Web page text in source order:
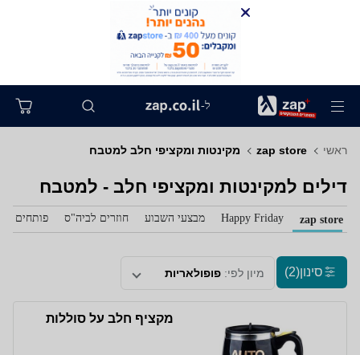
ל-
ראשי zap store מקינטות ומקציפי חלב למטבח
דילים למקינטות ומקציפי חלב - למטבח
zap store
Happy Friday מבצעי השבוע חוזרים לביה"ס פותחים
סינון(2) מיון לפי: פופולאריות
מקציף חלב על סוללות